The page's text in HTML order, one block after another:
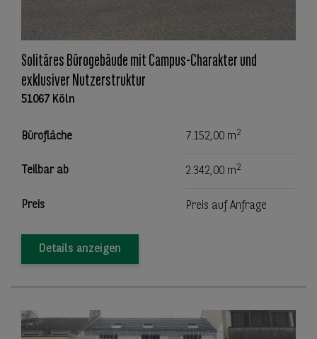
Solitäres Bürogebäude mit Campus-Charakter und
exklusiver Nutzerstruktur
51067 Köln
Bürofläche 7.152,00 m2
Teilbar ab 2.342,00 m2
Preis Preis auf Anfrage
Details anzeigen